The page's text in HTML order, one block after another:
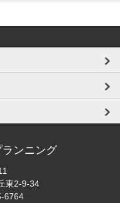
ンニング
東2-9-34
6764